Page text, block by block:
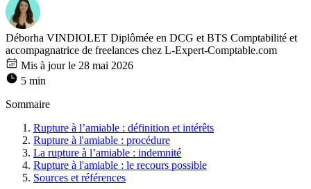
Déborha VINDIOLET Diplômée en DCG et BTS Comptabilité et
accompagnatrice de freelances chez L-Expert-Comptable.com
Mis à jour le 28 mai 2026
5 min
Sommaire
Rupture à l’amiable : définition et intérêts
Rupture à l'amiable : procédure
La rupture à l’amiable : indemnité
Rupture à l'amiable : le recours possible
Sources et références